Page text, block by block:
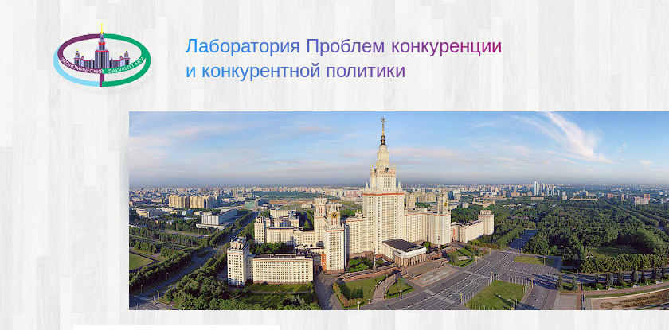
Лаборатория Проблем конкуренции
и конкурентной политики